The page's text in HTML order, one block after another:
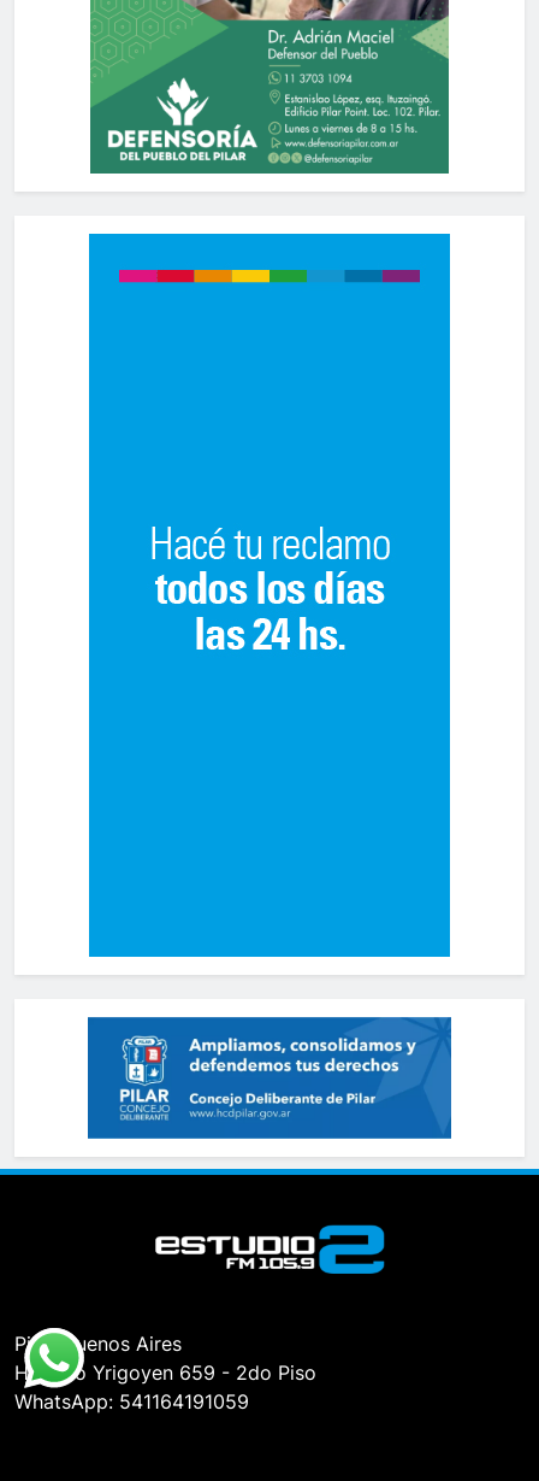
Pilar, Buenos Aires
Hipólito Yrigoyen 659 - 2do Piso
WhatsApp: 541164191059